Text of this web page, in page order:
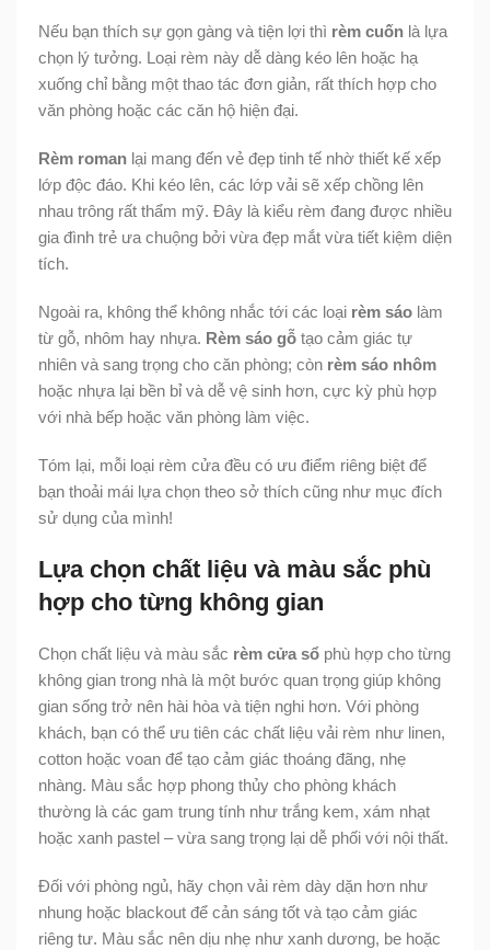
Nếu bạn thích sự gọn gàng và tiện lợi thì rèm cuốn là lựa
chọn lý tưởng. Loại rèm này dễ dàng kéo lên hoặc hạ
xuống chỉ bằng một thao tác đơn giản, rất thích hợp cho
văn phòng hoặc các căn hộ hiện đại.
Rèm roman lại mang đến vẻ đẹp tinh tế nhờ thiết kế xếp
lớp độc đáo. Khi kéo lên, các lớp vải sẽ xếp chồng lên
nhau trông rất thẩm mỹ. Đây là kiểu rèm đang được nhiều
gia đình trẻ ưa chuộng bởi vừa đẹp mắt vừa tiết kiệm diện
tích.
Ngoài ra, không thể không nhắc tới các loại rèm sáo làm
từ gỗ, nhôm hay nhựa. Rèm sáo gỗ tạo cảm giác tự
nhiên và sang trọng cho căn phòng; còn rèm sáo nhôm
hoặc nhựa lại bền bỉ và dễ vệ sinh hơn, cực kỳ phù hợp
với nhà bếp hoặc văn phòng làm việc.
Tóm lại, mỗi loại rèm cửa đều có ưu điểm riêng biệt để
bạn thoải mái lựa chọn theo sở thích cũng như mục đích
sử dụng của mình!
Lựa chọn chất liệu và màu sắc phù
hợp cho từng không gian
Chọn chất liệu và màu sắc rèm cửa sổ phù hợp cho từng
không gian trong nhà là một bước quan trọng giúp không
gian sống trở nên hài hòa và tiện nghi hơn. Với phòng
khách, bạn có thể ưu tiên các chất liệu vải rèm như linen,
cotton hoặc voan để tạo cảm giác thoáng đãng, nhẹ
nhàng. Màu sắc hợp phong thủy cho phòng khách
thường là các gam trung tính như trắng kem, xám nhạt
hoặc xanh pastel – vừa sang trọng lại dễ phối với nội thất.
Đối với phòng ngủ, hãy chọn vải rèm dày dặn hơn như
nhung hoặc blackout để cản sáng tốt và tạo cảm giác
riêng tư. Màu sắc nên dịu nhẹ như xanh dương, be hoặc